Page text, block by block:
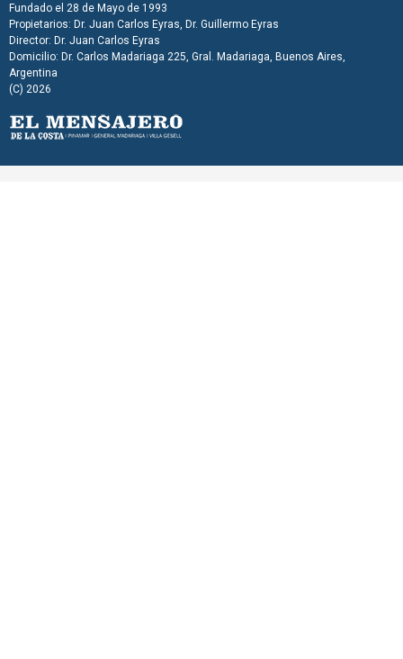
Fundado el 28 de Mayo de 1993
Propietarios: Dr. Juan Carlos Eyras, Dr. Guillermo Eyras
Director: Dr. Juan Carlos Eyras
Domicilio: Dr. Carlos Madariaga 225, Gral. Madariaga, Buenos Aires,
Argentina
(C) 2026